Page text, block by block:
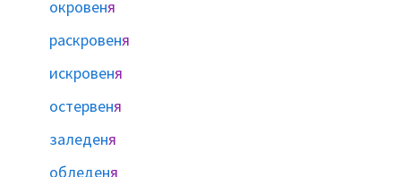
окровеня
раскровеня
искровеня
остервеня
заледеня
обледеня